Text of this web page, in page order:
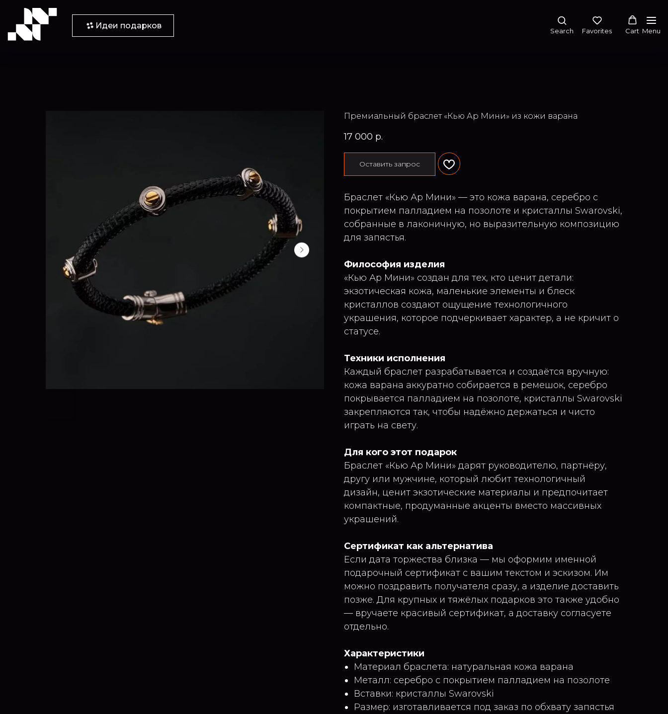
Идеи подарков
Search Favorites Cart Menu
Премиальный браслет «Кью Ар Мини» из кожи варана
17 000 р.
Оставить запрос
Браслет «Кью Ар Мини» — это кожа варана, серебро с
покрытием палладием на позолоте и кристаллы Swarovski,
собранные в лаконичную, но выразительную композицию
для запястья.
Философия изделия
«Кью Ар Мини» создан для тех, кто ценит детали:
экзотическая кожа, маленькие элементы и блеск
кристаллов создают ощущение технологичного
украшения, которое подчеркивает характер, а не кричит о
статусе.
Техники исполнения
Каждый браслет разрабатывается и создаётся вручную:
кожа варана аккуратно собирается в ремешок, серебро
покрывается палладием на позолоте, кристаллы Swarovski
закрепляются так, чтобы надёжно держаться и чисто
играть на свету.
Для кого этот подарок
Браслет «Кью Ар Мини» дарят руководителю, партнёру,
другу или мужчине, который любит технологичный
дизайн, ценит экзотические материалы и предпочитает
компактные, продуманные акценты вместо массивных
украшений.
Сертификат как альтернатива
Если дата торжества близка — мы оформим именной
подарочный сертификат с вашим текстом и эскизом. Им
можно поздравить получателя сразу, а изделие доставить
позже. Для крупных и тяжёлых подарков это также удобно
— вручаете красивый сертификат, а доставку согласуете
отдельно.
Характеристики
Материал браслета: натуральная кожа варана
Металл: серебро с покрытием палладием на позолоте
Вставки: кристаллы Swarovski
Размер: изготавливается под заказ по обхвату запястья